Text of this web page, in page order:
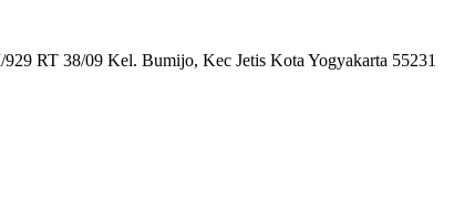
RT 38/09 Kel. Bumijo, Kec Jetis Kota Yogyakarta 55231